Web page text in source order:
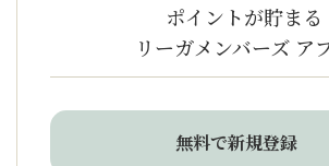
ポイントが貯まる
リーガメンバーズ ア
無料で新規登録